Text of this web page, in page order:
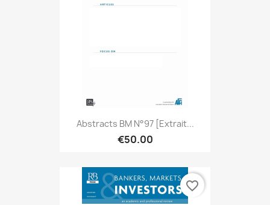
Abstracts BM N°97 [extrait...
€50.00
favorite_border